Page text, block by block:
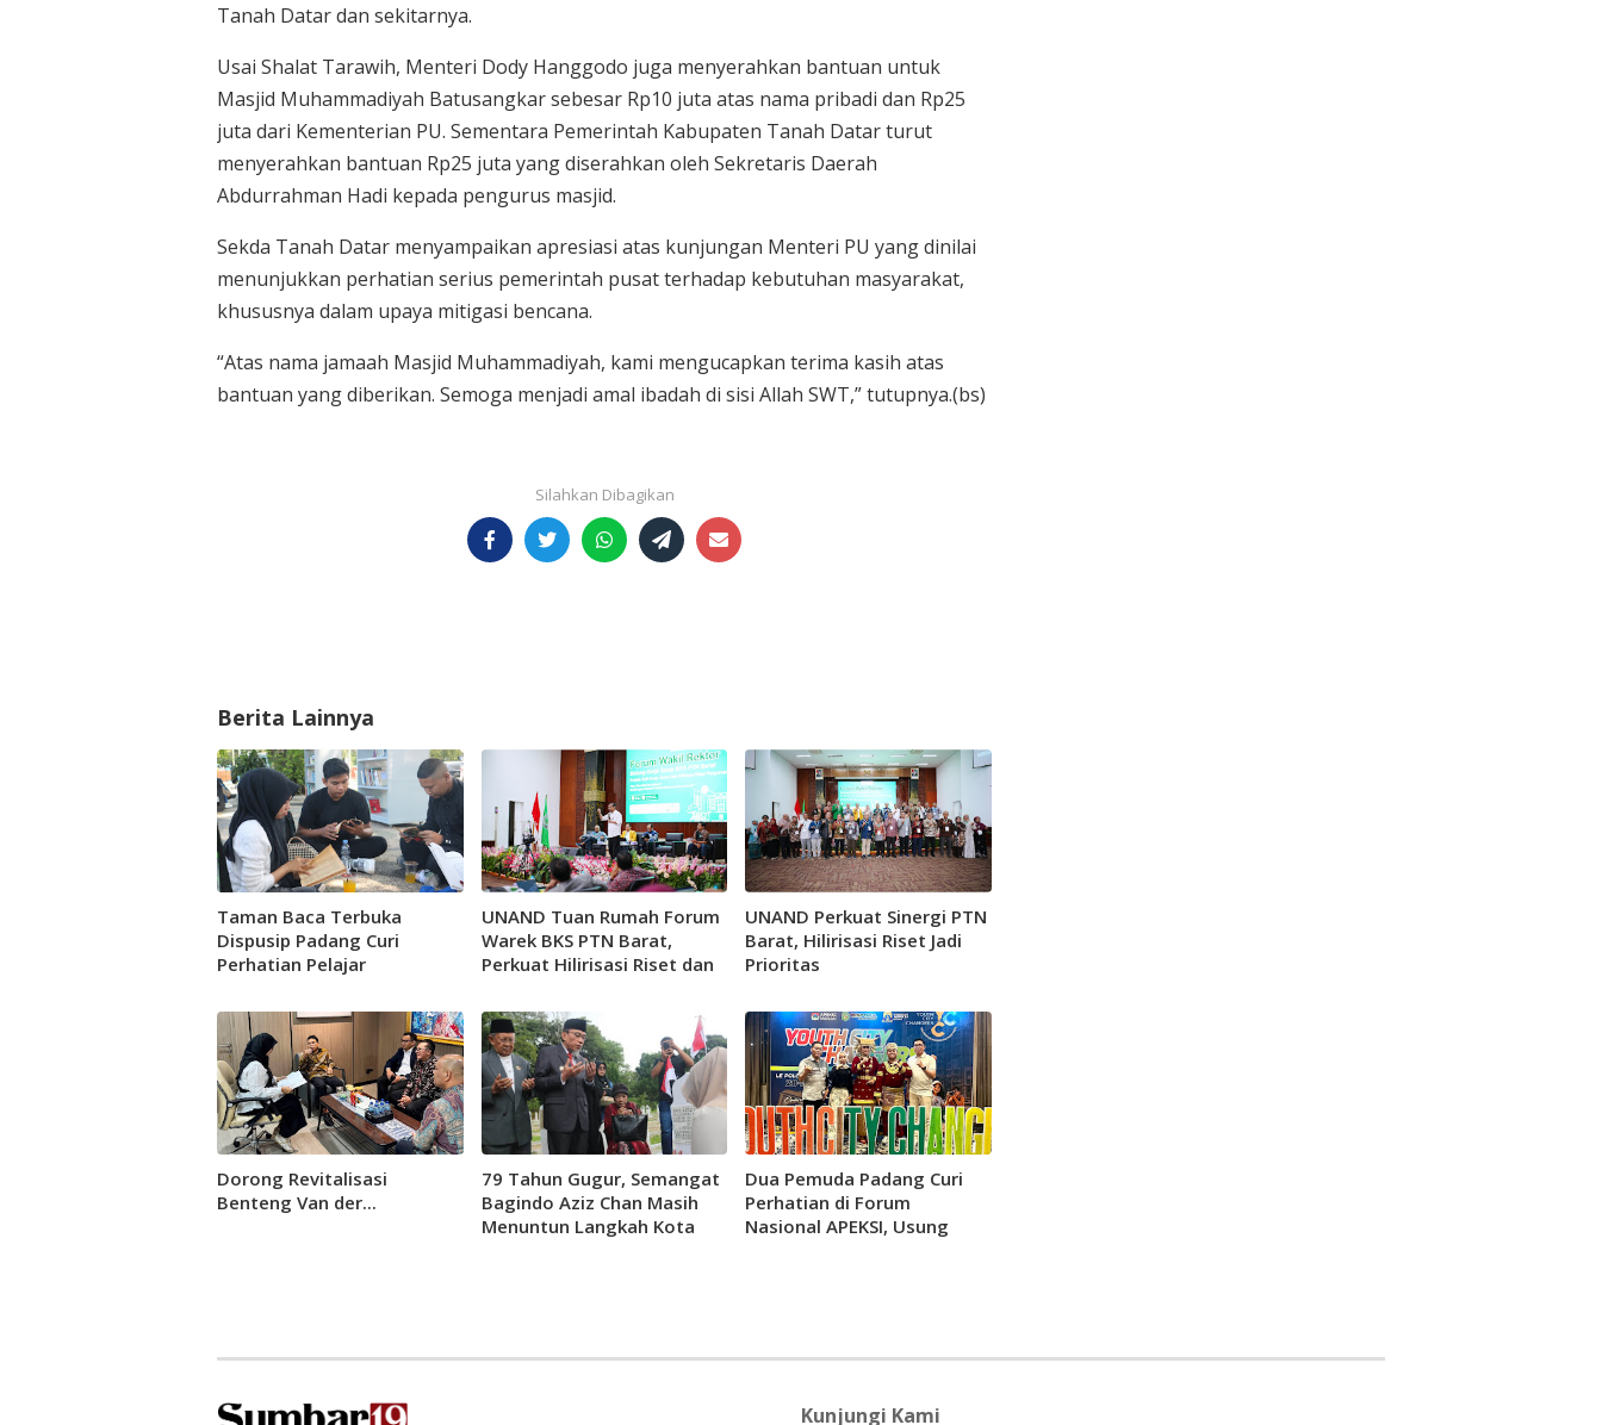
Tanah Datar dan sekitarnya.
Usai Shalat Tarawih, Menteri Dody Hanggodo juga menyerahkan bantuan untuk
Masjid Muhammadiyah Batusangkar sebesar Rp10 juta atas nama pribadi dan Rp25
juta dari Kementerian PU. Sementara Pemerintah Kabupaten Tanah Datar turut
menyerahkan bantuan Rp25 juta yang diserahkan oleh Sekretaris Daerah
Abdurrahman Hadi kepada pengurus masjid.
Sekda Tanah Datar menyampaikan apresiasi atas kunjungan Menteri PU yang dinilai
menunjukkan perhatian serius pemerintah pusat terhadap kebutuhan masyarakat,
khususnya dalam upaya mitigasi bencana.
“Atas nama jamaah Masjid Muhammadiyah, kami mengucapkan terima kasih atas
bantuan yang diberikan. Semoga menjadi amal ibadah di sisi Allah SWT,” tutupnya.(bs)
Berita Lainnya
Taman Baca Terbuka
Dispusip Padang Curi
Perhatian Pelajar
UNAND Tuan Rumah Forum
Warek BKS PTN Barat,
Perkuat Hilirisasi Riset dan
UNAND Perkuat Sinergi PTN
Barat, Hilirisasi Riset Jadi
Prioritas
Dorong Revitalisasi
Benteng Van der...
79 Tahun Gugur, Semangat
Bagindo Aziz Chan Masih
Menuntun Langkah Kota
Dua Pemuda Padang Curi
Perhatian di Forum
Nasional APEKSI, Usung
Kunjungi Kami